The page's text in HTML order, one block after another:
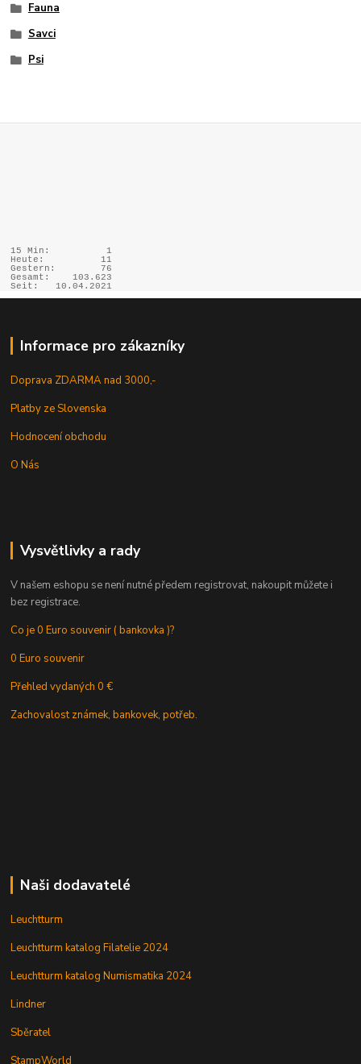
Fauna
Savci
Psi
15 Min:
1
Heute:
11
Gestern:
76
Gesamt:
103.623
Seit:
10.04.2021
Informace pro zákazníky
Doprava ZDARMA nad 3000,-
Platby ze Slovenska
Hodnocení obchodu
O Nás
Vysvětlivky a rady
V našem eshopu se není nutné předem registrovat, nakoupit můžete i
bez registrace.
Co je 0 Euro souvenir ( bankovka )?
0 Euro souvenir
Přehled vydaných 0 €
Zachovalost známek, bankovek, potřeb.
Naši dodavatelé
Leuchtturm
Leuchtturm katalog Filatelie 2024
Leuchtturm katalog Numismatika 2024
Lindner
Sběratel
StampWorld